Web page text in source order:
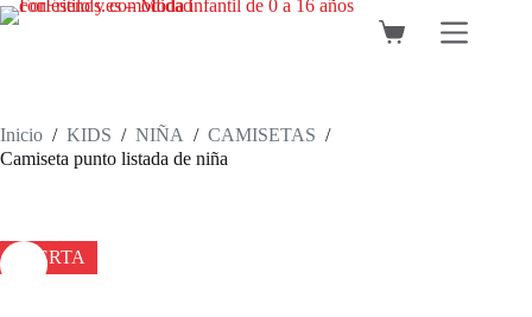
Saltar
al
Carro
Inicio / KIDS / NIÑA / CAMISETAS /
Camiseta punto listada de niña
OFERTA